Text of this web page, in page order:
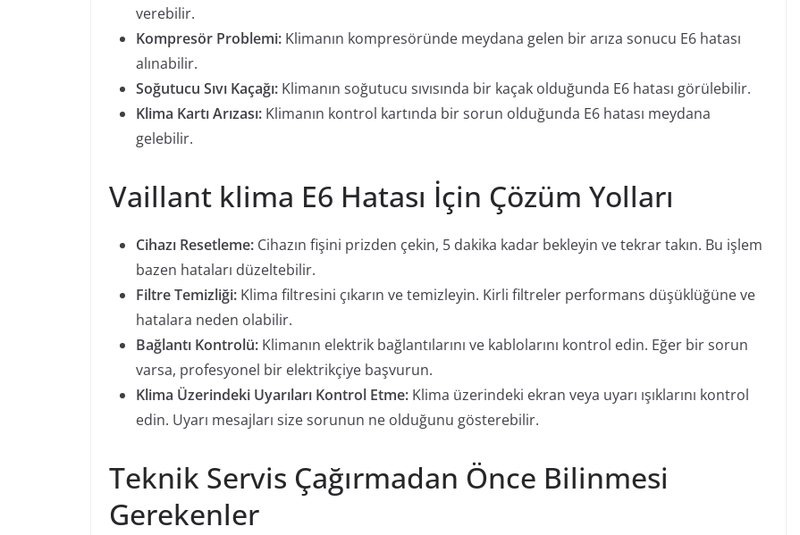
verebilir.
Kompresör Problemi: Klimanın kompresöründe meydana gelen bir arıza sonucu E6 hatası
alınabilir.
Soğutucu Sıvı Kaçağı: Klimanın soğutucu sıvısında bir kaçak olduğunda E6 hatası görülebilir.
Klima Kartı Arızası: Klimanın kontrol kartında bir sorun olduğunda E6 hatası meydana
gelebilir.
Vaillant klima E6 Hatası İçin Çözüm Yolları
Cihazı Resetleme: Cihazın fişini prizden çekin, 5 dakika kadar bekleyin ve tekrar takın. Bu işlem
bazen hataları düzeltebilir.
Filtre Temizliği: Klima filtresini çıkarın ve temizleyin. Kirli filtreler performans düşüklüğüne ve
hatalara neden olabilir.
Bağlantı Kontrolü: Klimanın elektrik bağlantılarını ve kablolarını kontrol edin. Eğer bir sorun
varsa, profesyonel bir elektrikçiye başvurun.
Klima Üzerindeki Uyarıları Kontrol Etme: Klima üzerindeki ekran veya uyarı ışıklarını kontrol
edin. Uyarı mesajları size sorunun ne olduğunu gösterebilir.
Teknik Servis Çağırmadan Önce Bilinmesi
Gerekenler